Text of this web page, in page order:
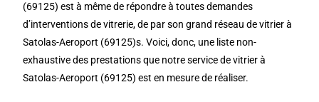
(69125) est à même de répondre à toutes demandes
d’interventions de vitrerie, de par son grand réseau de vitrier à
Satolas-Aeroport (69125)s. Voici, donc, une liste non-
exhaustive des prestations que notre service de vitrier à
Satolas-Aeroport (69125) est en mesure de réaliser.